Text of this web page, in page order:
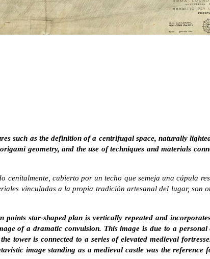
such as the definition of a centrifugal space, naturally
geometry, and the use of techniques and materials
cenitalmente, cubierto por un techo que semeja una cúpula
vinculadas a la propia tradición artesanal del lugar, son
points star-shaped plan is vertically repeated and
of a dramatic convulsion. This image is due to a personal
tower is connected to a series of elevated medieval
image standing as a medieval castle was the